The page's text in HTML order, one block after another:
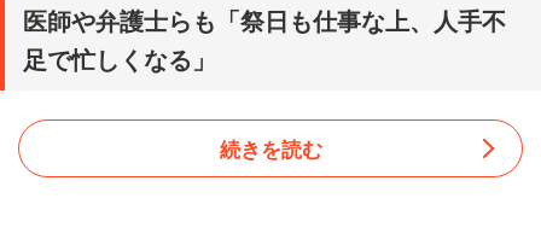
医師や弁護士らも「祭日も仕事な上、人手不
足で忙しくなる」
続きを読む